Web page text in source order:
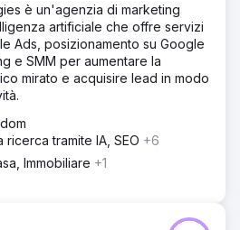
è un'agenzia di marketing
artificiale che offre servizi
Ads, posizionamento su Google
e SMM per aumentare la
mirato e acquisire lead in modo
tramite IA, SEO +6
Immobiliare +1